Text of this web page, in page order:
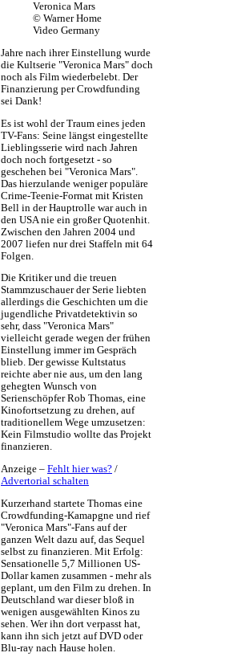
© Warner Home
Video Germany
Jahre nach ihrer Einstellung wurde
die Kultserie "Veronica Mars" doch
noch als Film wiederbelebt. Der
Finanzierung per Crowdfunding
sei Dank!
Es ist wohl der Traum eines jeden
TV-Fans: Seine längst eingestellte
Lieblingsserie wird nach Jahren
doch noch fortgesetzt - so
geschehen bei "Veronica Mars".
Das hierzulande weniger populäre
Crime-Teenie-Format mit Kristen
Bell in der Hauptrolle war auch in
den USA nie ein großer Quotenhit.
Zwischen den Jahren 2004 und
2007 liefen nur drei Staffeln mit 64
Folgen.
Die Kritiker und die treuen
Stammzuschauer der Serie liebten
allerdings die Geschichten um die
jugendliche Privatdetektivin so
sehr, dass "Veronica Mars"
vielleicht gerade wegen der frühen
Einstellung immer im Gespräch
blieb. Der gewisse Kultstatus
reichte aber nie aus, um den lang
gehegten Wunsch von
Serienschöpfer Rob Thomas, eine
Kinofortsetzung zu drehen, auf
traditionellem Wege umzusetzen:
Kein Filmstudio wollte das Projekt
finanzieren.
Anzeige – Fehlt hier was? /
Advertorial schalten
Kurzerhand startete Thomas eine
Crowdfunding-Kamapgne und rief
"Veronica Mars"-Fans auf der
ganzen Welt dazu auf, das Sequel
selbst zu finanzieren. Mit Erfolg:
Sensationelle 5,7 Millionen US-
Dollar kamen zusammen - mehr als
geplant, um den Film zu drehen. In
Deutschland war dieser bloß in
wenigen ausgewählten Kinos zu
sehen. Wer ihn dort verpasst hat,
kann ihn sich jetzt auf DVD oder
Blu-ray nach Hause holen.